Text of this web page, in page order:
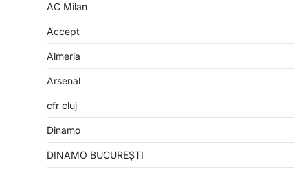
AC Milan
Accept
Almeria
Arsenal
cfr cluj
Dinamo
DINAMO BUCUREȘTI